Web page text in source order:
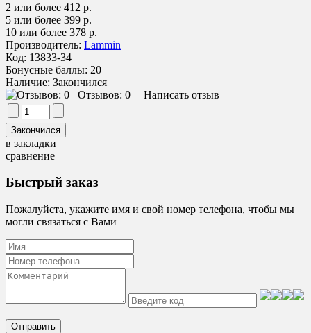
2 или более 412 р.
5 или более 399 р.
10 или более 378 р.
Производитель: Lammin
Код: 13833-34
Бонусные баллы: 20
Наличие: Закончился
Отзывов: 0 | Написать отзыв
в закладки
сравнение
Быстрый заказ
Пожалуйста, укажите имя и свой номер телефона, чтобы мы
могли связаться с Вами
Отправить